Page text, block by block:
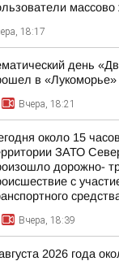
18:17
день
в «Лукоморье»
Вчера, 18:21
около 15
ЗАТО
дорожно-
с
Вчера, 18:39
2026 года